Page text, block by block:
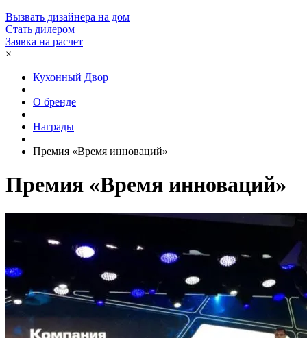
Вызвать дизайнера на дом
Стать дилером
Заявка на расчет
×
Кухонный Двор
О бренде
Награды
Премия «Время инноваций»
Премия «Время инноваций»